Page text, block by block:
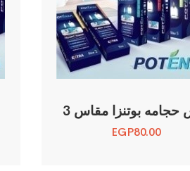
بوتنزا مقاس 3
EGP80.00